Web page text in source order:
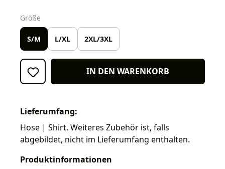
Größe
S/M L/XL 2XL/3XL
IN DEN WARENKORB
Lieferumfang:
Hose | Shirt. Weiteres Zubehör ist, falls
abgebildet, nicht im Lieferumfang enthalten.
Produktinformationen